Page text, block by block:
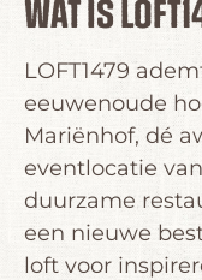
WAT IS
LOFT1479
eeuwenoude
Mariënhof, dé
eventlocatie
duurzame
een nieuwe
loft voor